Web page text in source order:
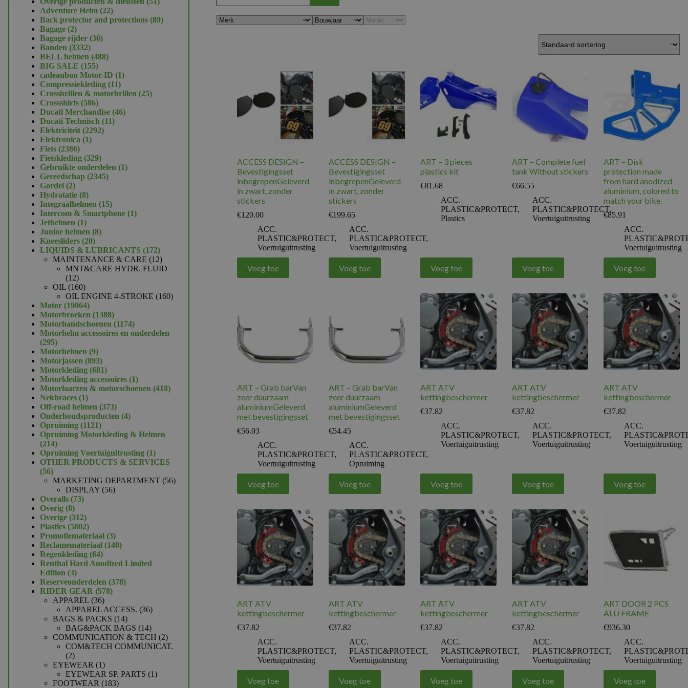
ACCESS DESIGN –
Bevestigingsset
inbegrepenGeleverd
in zwart, zonder
stickers
€120.00
ACC.
PLASTIC&PROTECT,
Voertuiguitrusting
Voeg toe
ACCESS DESIGN –
Bevestigingsset
inbegrepenGeleverd
in zwart, zonder
stickers
€199.65
ACC.
PLASTIC&PROTECT,
Voertuiguitrusting
Voeg toe
ART – 3 pieces
plastics kit
€81.68
ACC.
PLASTIC&PROTECT,
Plastics
Voeg toe
ART – Complete fuel
tank Without stickers
€66.55
ACC.
PLASTIC&PROTECT,
Voertuiguitrusting
Voeg toe
ART – Disk
protection made
from hard anodized
aluminium, colored to
match your bike.
€85.91
ACC.
Voertuiguitrusting
Voeg toe
ART – Grab barVan
zeer duurzaam
aluminiumGeleverd
met bevestigingsset
€56.03
ACC.
PLASTIC&PROTECT,
Voertuiguitrusting
Voeg toe
ART – Grab barVan
zeer duurzaam
aluminiumGeleverd
met bevestigingsset
€54.45
ACC.
PLASTIC&PROTECT,
Opruiming
Voeg toe
ART ATV
kettingbeschermer
€37.82
ACC.
PLASTIC&PROTECT,
Voertuiguitrusting
Voeg toe
ART ATV
kettingbeschermer
€37.82
ACC.
PLASTIC&PROTECT,
Voertuiguitrusting
Voeg toe
ART ATV
kettingbeschermer
€37.82
ACC.
Voertuiguitrusting
Voeg toe
ART ATV
kettingbeschermer
€37.82
ACC.
PLASTIC&PROTECT,
Voertuiguitrusting
Voeg toe
ART ATV
kettingbeschermer
€37.82
ACC.
PLASTIC&PROTECT,
Voertuiguitrusting
Voeg toe
ART ATV
kettingbeschermer
€37.82
ACC.
PLASTIC&PROTECT,
Voertuiguitrusting
Voeg toe
ART ATV
kettingbeschermer
€37.82
ACC.
PLASTIC&PROTECT,
Voertuiguitrusting
Voeg toe
ART DOOR 2 PCS
ALU FRAME
€936.30
ACC.
Voertuiguitrusting
Voeg toe
Adventure Helm 2222
producten
Back protector and protections 8989
Bagage 22
producten
Bagage rijder 3030
Banden 33323332
producten
BELL helmen 488488
BIG SALE 155155
producten
cadeaubon Motor-ID 11
Compressiekleding 1111
producten
Crossbrillen & motorbrillen 2525
Crossshirts 586586
producten
Ducati Merchandise 4646
Ducati Technisch 1111
Elektriciteit 22922292
Elektronica 11
Fiets 23862386
producten
Fietskleding 329329
producten
Gebruikte onderdelen 11
Gereedschap 23452345
Gordel 22
producten
Hydratatie 88
producten
Integraalhelmen 1515
producten
Intercom & Smartphone 11
Jethelmen 11
product
Junior helmen 88
Kneesliders 2020
producten
LIQUIDS & LUBRICANTS 172172
producten
MAINTENANCE & CARE 1212
producten
MNT&CARE HYDR. FLUID
1212
producten
OIL 160160
producten
OIL ENGINE 4-STROKE 160160
Motor 1906419064
producten
Motorbroeken 13881388
producten
Motorhandschoenen 11741174
producten
Motorhelm accessoires en onderdelen
295295
producten
Motorhelmen 99
producten
Motorjassen 893893
producten
Motorkleding 681681
producten
Motorkleding accessoires 11
product
Motorlaarzen & motorschoenen 418418
Nekbraces 11
product
Off-road helmen 373373
producten
Onderhoudsproducten 44
Opruiming 11211121
producten
Opruiming Motorkleding & Helmen
214214
producten
Opruiming Voertuiguitrusting 11
product
OTHER PRODUCTS & SERVICES
5656
producten
MARKETING DEPARTMENT 5656
DISPLAY 5656
Overalls 7373
Overig 88
producten
Overige 312312
producten
Plastics 58025802
producten
Promotiemateriaal 33
producten
Reclamemateriaal 140140
Regenkleding 6464
producten
Renthal Hard Anodized Limited
Edition 33
producten
Reserveonderdelen 378378
RIDER GEAR 578578
APPAREL 3636
producten
APPAREL ACCESS. 3636
BAGS & PACKS 1414
producten
BAG&PACK BAGS 1414
producten
COMMUNICATION & TECH 22
producten
COM&TECH COMMUNICAT.
22
producten
EYEWEAR 11
product
EYEWEAR SP. PARTS 11
FOOTWEAR 183183